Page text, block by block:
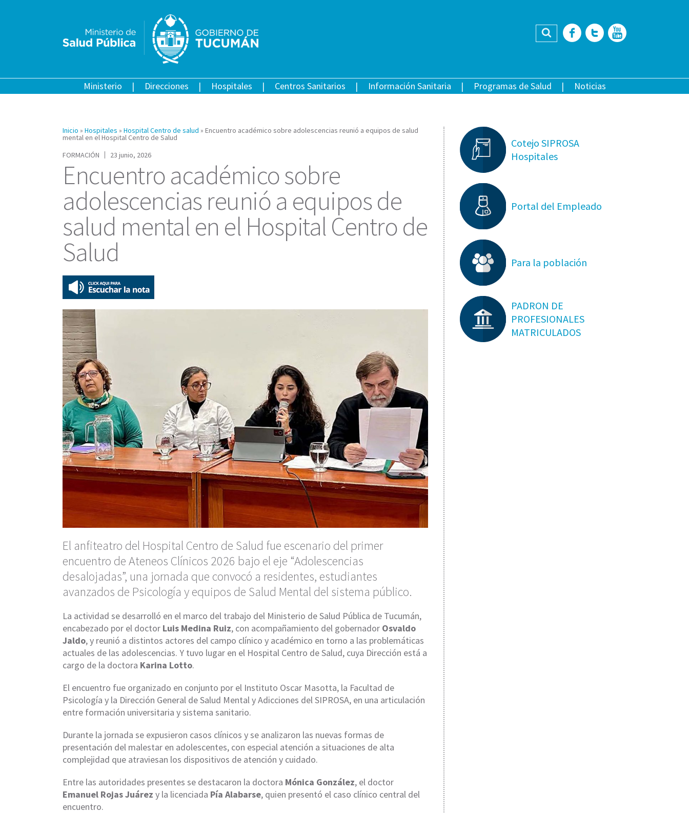
Buscar Facebook
Twitter
Ministerio Direcciones Hospitales Centros Sanitarios Información Sanitaria Programas de Salud Noticias
Inicio » Hospitales » Hospital Centro de salud » Encuentro académico sobre adolescencias reunió a equipos de salud
mental en el Hospital Centro de Salud
FORMACIÓN
23 junio, 2026
Encuentro académico sobre
adolescencias reunió a equipos de
salud mental en el Hospital Centro de
Salud
El anfiteatro del Hospital Centro de Salud fue escenario del primer
encuentro de Ateneos Clínicos 2026 bajo el eje “Adolescencias
desalojadas”, una jornada que convocó a residentes, estudiantes
avanzados de Psicología y equipos de Salud Mental del sistema público.
La actividad se desarrolló en el marco del trabajo del Ministerio de Salud Pública de Tucumán,
encabezado por el doctor Luis Medina Ruiz, con acompañamiento del gobernador Osvaldo
Jaldo, y reunió a distintos actores del campo clínico y académico en torno a las problemáticas
actuales de las adolescencias. Y tuvo lugar en el Hospital Centro de Salud, cuya Dirección está a
cargo de la doctora Karina Lotto.
El encuentro fue organizado en conjunto por el Instituto Oscar Masotta, la Facultad de
Psicología y la Dirección General de Salud Mental y Adicciones del SIPROSA, en una articulación
entre formación universitaria y sistema sanitario.
Durante la jornada se expusieron casos clínicos y se analizaron las nuevas formas de
presentación del malestar en adolescentes, con especial atención a situaciones de alta
complejidad que atraviesan los dispositivos de atención y cuidado.
Entre las autoridades presentes se destacaron la doctora Mónica González, el doctor
Emanuel Rojas Juárez y la licenciada Pía Alabarse, quien presentó el caso clínico central del
encuentro.
Cotejo SIPROSA
Hospitales
Portal del Empleado
Para la población
PADRON DE
PROFESIONALES
MATRICULADOS